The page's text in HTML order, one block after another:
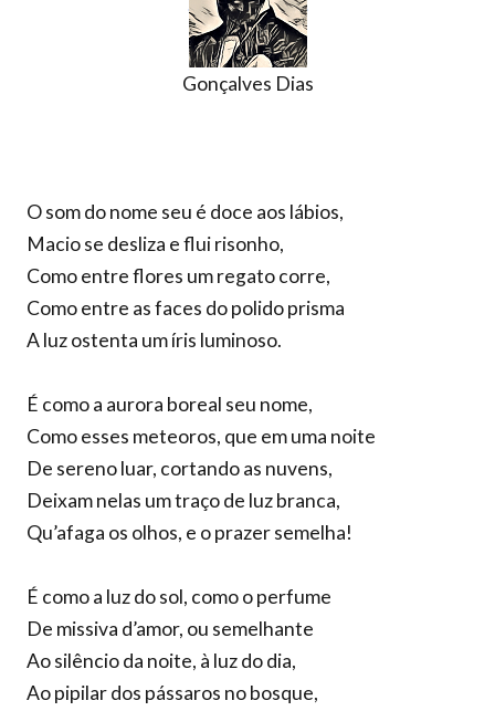
Gonçalves Dias
O som do nome seu é doce aos lábios,
Macio se desliza e flui risonho,
Como entre flores um regato corre,
Como entre as faces do polido prisma
A luz ostenta um íris luminoso.
É como a aurora boreal seu nome,
Como esses meteoros, que em uma noite
De sereno luar, cortando as nuvens,
Deixam nelas um traço de luz branca,
Qu’afaga os olhos, e o prazer semelha!
É como a luz do sol, como o perfume
De missiva d’amor, ou semelhante
Ao silêncio da noite, à luz do dia,
Ao pipilar dos pássaros no bosque,